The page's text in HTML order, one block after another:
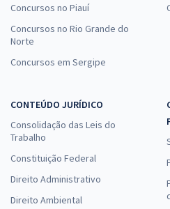
Concursos no Piauí
Concursos no Rio Grande do
Norte
Concursos em Sergipe
CONTEÚDO JURÍDICO
Consolidação das Leis do
Trabalho
Constituição Federal
Direito Administrativo
Direito Ambiental